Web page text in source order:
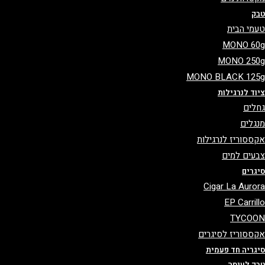
הבית
MONO
MONO
MONO BLACK
לנרגילות
לנרגילות
למים
Cigar La
EP
לסיגרים
חד פעמית